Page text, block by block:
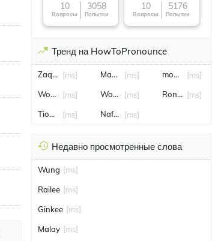
10
Вопросы
3058
Попытки
10
Вопросы
5176
Попытки
Тренд на HowToPronounce
Zaquan[ms]
Wong Tat Meng
[ms]
Tiong King Sing
[ms]
Mamadou Niang
[ms]
Wong Kah Woh
[ms]
Nafuzi Zain
[ms]
mohamad
[ms]
Ronald Kiandee
[ms]
Недавно просмотренные слова
Wung [ms]
Railee [ms]
Ginkee [ms]
Malay [ms]